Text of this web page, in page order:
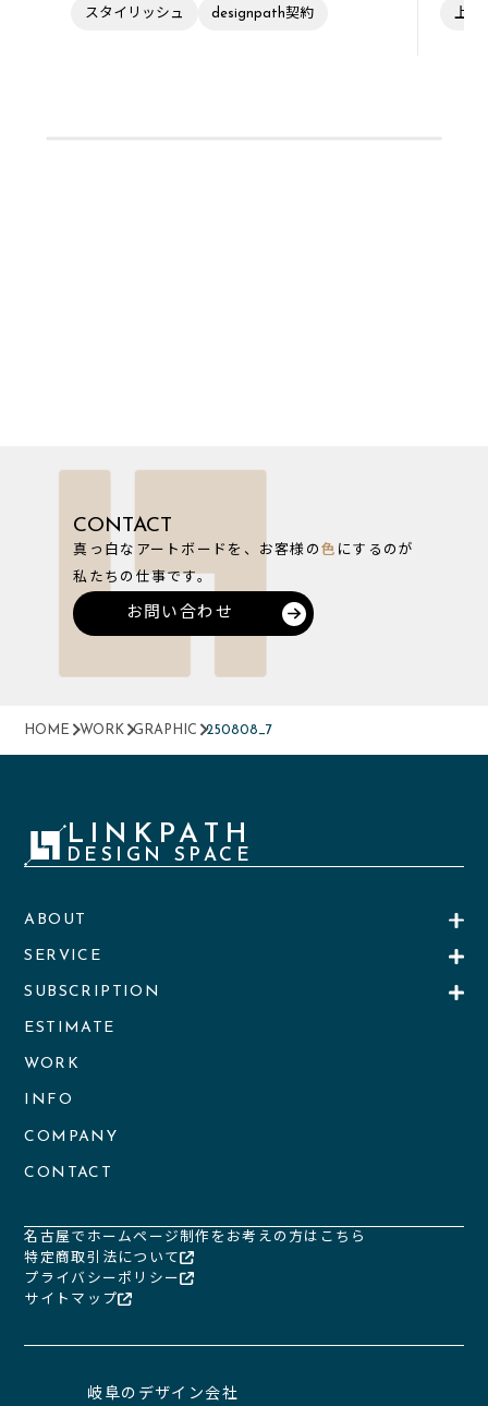
スタイリッシュ designpath契約 上品
CONTACT
真っ白なアートボードを、お客様の 色 にするのが
私たちの仕事です。
お問い合わせ
HOME WORK GRAPHIC 250808_7
LINKPATH
DESIGN SPACE
ABOUT
SERVICE
SUBSCRIPTION
ESTIMATE
WORK
INFO
COMPANY
CONTACT
名古屋でホームページ制作をお考えの方はこちら
特定商取引法について
プライバシーポリシー
サイトマップ
岐阜のデザイン会社